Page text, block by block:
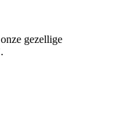
gezellige